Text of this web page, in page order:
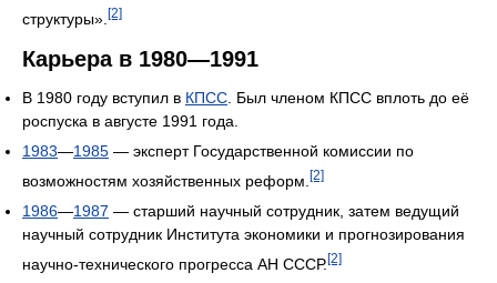
структуры». [2]
Карьера в 1980—1991
В 1980 году вступил в КПСС . Был членом КПСС вплоть до её
роспуска в августе 1991 года.
1983—1985 — эксперт Государственной комиссии по
возможностям хозяйственных реформ. [2]
1986—1987 — старший научный сотрудник, затем ведущий
научный сотрудник Института экономики и прогнозирования
научно-технического прогресса АН СССР.[2]